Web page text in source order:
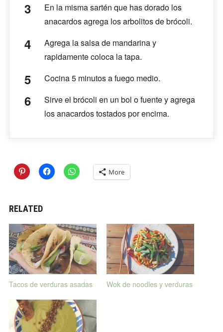
En la misma sartén que has dorado los
anacardos agrega los arbolitos de brócoli.
Agrega la salsa de mandarina y
rapidamente coloca la tapa.
Cocina 5 minutos a fuego medio.
Sirve el brócoli en un bol o fuente y agrega
los anacardos tostados por encima.
More
RELATED
Tacos de verduras asadas Wok de noodles y verduras